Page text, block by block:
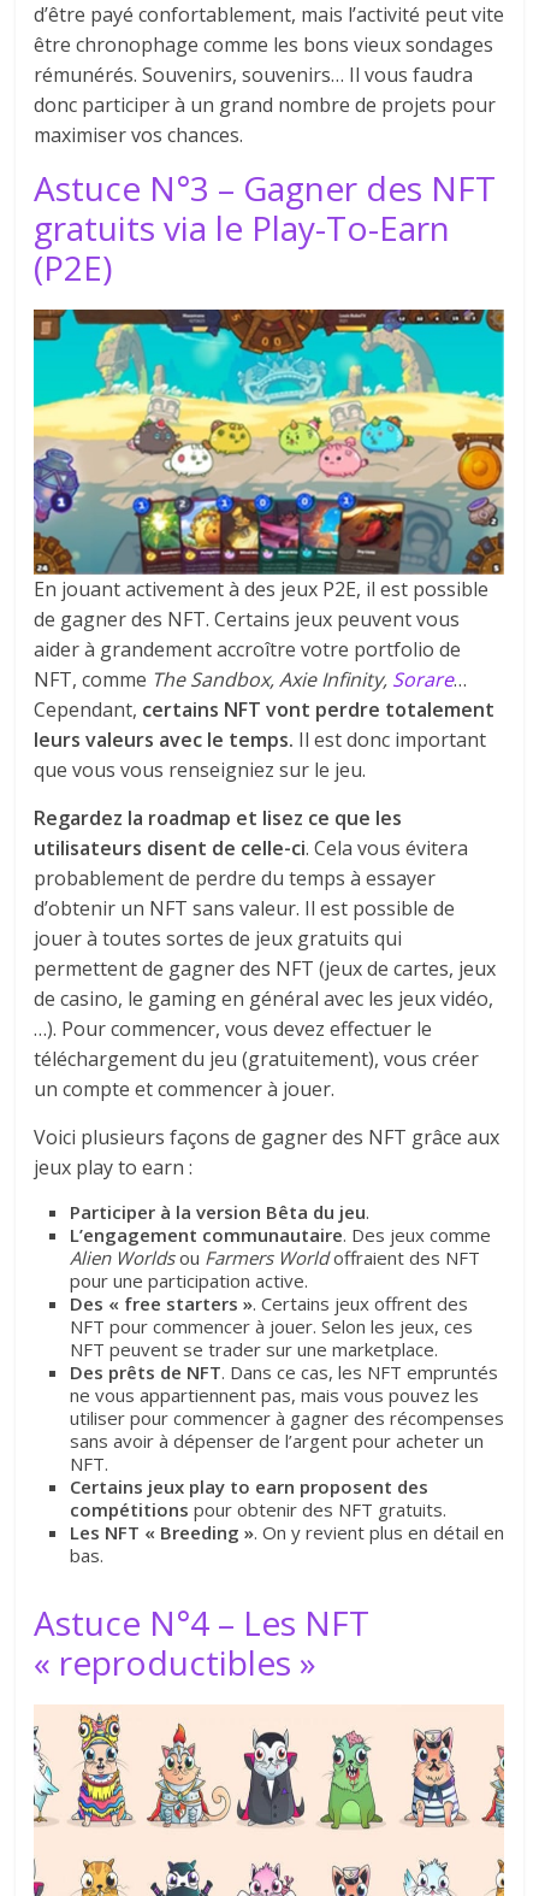
d’être payé confortablement, mais l’activité peut vite
être chronophage comme les bons vieux sondages
rémunérés. Souvenirs, souvenirs… Il vous faudra
donc participer à un grand nombre de projets pour
maximiser vos chances.
Astuce N°3 – Gagner des NFT
gratuits via le Play-To-Earn
(P2E)
En jouant activement à des jeux P2E, il est possible
de gagner des NFT. Certains jeux peuvent vous
aider à grandement accroître votre portfolio de
NFT, comme The Sandbox, Axie Infinity, Sorare…
Cependant, certains NFT vont perdre totalement
leurs valeurs avec le temps. Il est donc important
que vous vous renseigniez sur le jeu.
Regardez la roadmap et lisez ce que les
utilisateurs disent de celle-ci. Cela vous évitera
probablement de perdre du temps à essayer
d’obtenir un NFT sans valeur. Il est possible de
jouer à toutes sortes de jeux gratuits qui
permettent de gagner des NFT (jeux de cartes, jeux
de casino, le gaming en général avec les jeux vidéo,
…). Pour commencer, vous devez effectuer le
téléchargement du jeu (gratuitement), vous créer
un compte et commencer à jouer.
Voici plusieurs façons de gagner des NFT grâce aux
jeux play to earn :
Participer à la version Bêta du jeu.
L’engagement communautaire. Des jeux comme
Alien Worldsou Farmers Worldoffraient des NFT
pour une participation active.
Des « free starters ». Certains jeux offrent des
NFT pour commencer à jouer. Selon les jeux, ces
NFT peuvent se trader sur une marketplace.
Des prêts de NFT. Dans ce cas, les NFT empruntés
ne vous appartiennent pas, mais vous pouvez les
utiliser pour commencer à gagner des récompenses
sans avoir à dépenser de l’argent pour acheter un
NFT.
Certains jeux play to earn proposent des
compétitionspour obtenir des NFT gratuits.
Les NFT « Breeding ». On y revient plus en détail en
bas.
Astuce N°4 – Les NFT
« reproductibles »